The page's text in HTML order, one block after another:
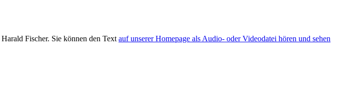
Fischer. Sie können den Text auf unserer Homepage als Audio- oder Videodatei hören und sehen